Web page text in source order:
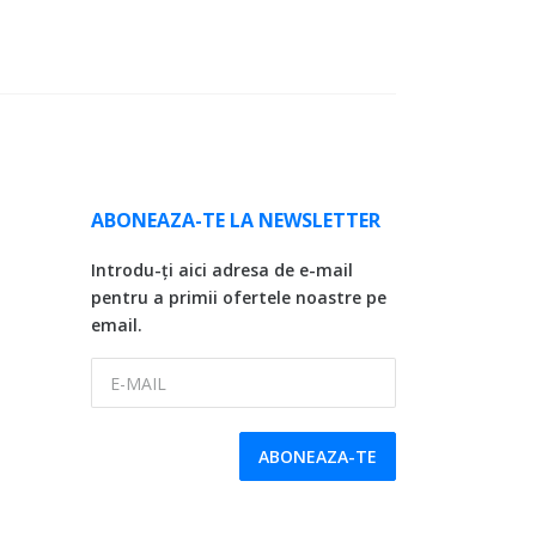
ABONEAZA-TE LA NEWSLETTER
Introdu-ți aici adresa de e-mail
pentru a primii ofertele noastre pe
email.
ABONEAZA-TE